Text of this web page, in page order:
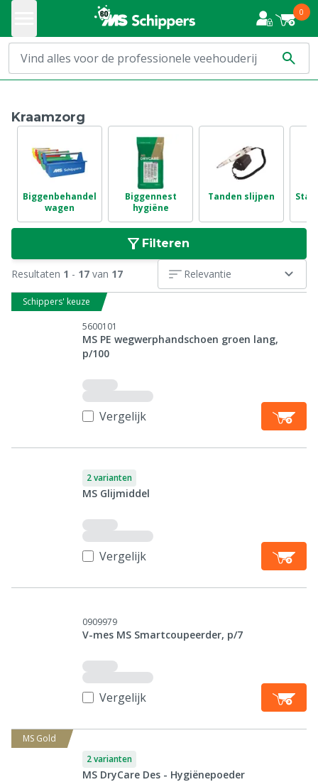
0
Kraamzorg
Biggenbehandel
wagen
Biggennest
hygiëne
Tanden slijpen
Filteren
Resultaten 1 - 17 van 17 Relevantie
Schippers' keuze
5600101
MS PE wegwerphandschoen groen lang,
p/100
Vergelijk
2 varianten
MS Glijmiddel
Vergelijk
0909979
V-mes MS Smartcoupeerder, p/7
Vergelijk
MS Gold
2 varianten
MS DryCare Des - Hygiënepoeder